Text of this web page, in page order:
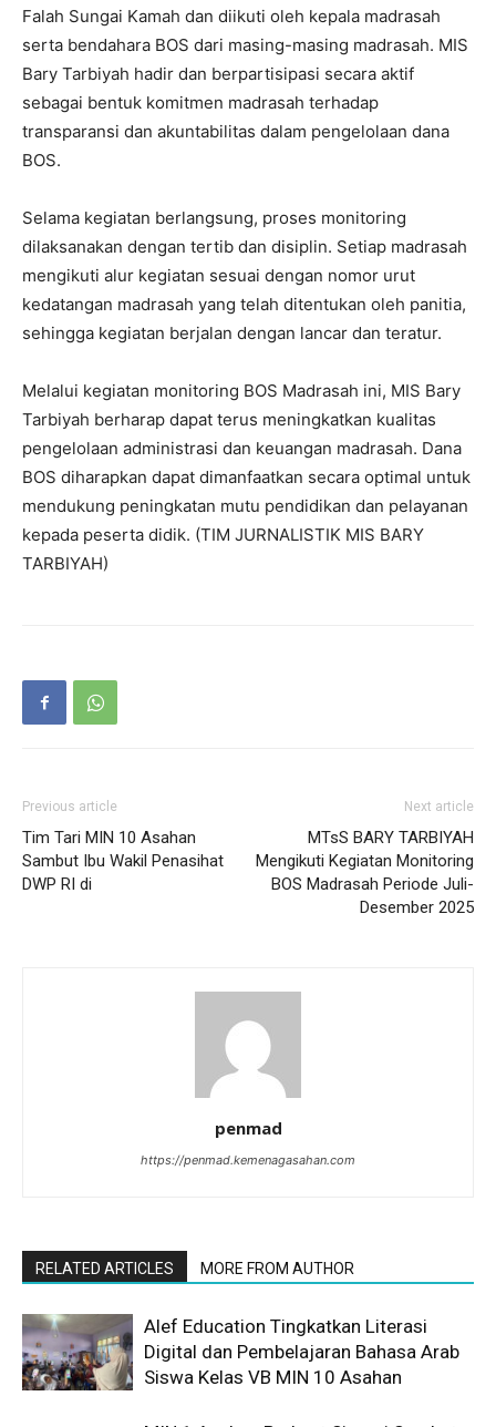
Falah Sungai Kamah dan diikuti oleh kepala madrasah
serta bendahara BOS dari masing-masing madrasah. MIS
Bary Tarbiyah hadir dan berpartisipasi secara aktif
sebagai bentuk komitmen madrasah terhadap
transparansi dan akuntabilitas dalam pengelolaan dana
BOS.
Selama kegiatan berlangsung, proses monitoring
dilaksanakan dengan tertib dan disiplin. Setiap madrasah
mengikuti alur kegiatan sesuai dengan nomor urut
kedatangan madrasah yang telah ditentukan oleh panitia,
sehingga kegiatan berjalan dengan lancar dan teratur.
Melalui kegiatan monitoring BOS Madrasah ini, MIS Bary
Tarbiyah berharap dapat terus meningkatkan kualitas
pengelolaan administrasi dan keuangan madrasah. Dana
BOS diharapkan dapat dimanfaatkan secara optimal untuk
mendukung peningkatan mutu pendidikan dan pelayanan
kepada peserta didik. (TIM JURNALISTIK MIS BARY
TARBIYAH)
Previous article
Tim Tari MIN 10 Asahan
Sambut Ibu Wakil Penasihat
DWP RI di
Next article
MTsS BARY TARBIYAH
Mengikuti Kegiatan Monitoring
BOS Madrasah Periode Juli-
Desember 2025
penmad
https://penmad.kemenagasahan.com
RELATED ARTICLES MORE FROM AUTHOR
Alef Education Tingkatkan Literasi
Digital dan Pembelajaran Bahasa Arab
Siswa Kelas VB MIN 10 Asahan